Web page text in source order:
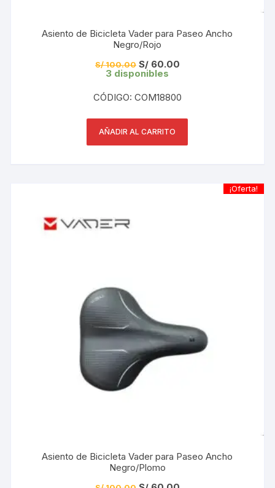
Asiento de Bicicleta Vader para Paseo Ancho
Negro/Rojo
S/100.00 El
precio
S/ 100.00.
S/60.00El
S/ 60.00.
3 disponibles
CÓDIGO: COM18800
AÑADIR AL CARRITO
¡Oferta!
Asiento de Bicicleta Vader para Paseo Ancho
Negro/Plomo